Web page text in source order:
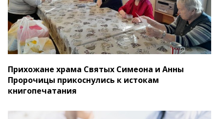
Прихожане храма Святых Симеона и Анны
Пророчицы прикоснулись к истокам
книгопечатания